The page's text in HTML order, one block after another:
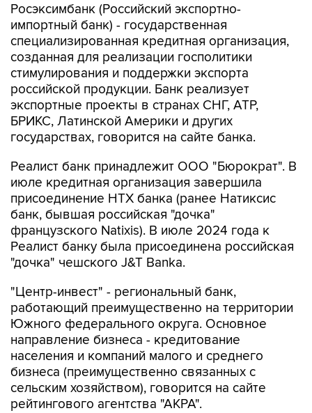
Росэксимбанк (Российский экспортно-
импортный банк) - государственная
специализированная кредитная организация,
созданная для реализации госполитики
стимулирования и поддержки экспорта
российской продукции. Банк реализует
экспортные проекты в странах СНГ, АТР,
БРИКС, Латинской Америки и других
государствах, говорится на сайте банка.
Реалист банк принадлежит ООО "Бюрократ". В
июле кредитная организация завершила
присоединение НТХ банка (ранее Натиксис
банк, бывшая российская "дочка"
французского Natixis). В июле 2024 года к
Реалист банку была присоединена российская
"дочка" чешского J&T Banka.
"Центр-инвест" - региональный банк,
работающий преимущественно на территории
Южного федерального округа. Основное
направление бизнеса - кредитование
населения и компаний малого и среднего
бизнеса (преимущественно связанных с
сельским хозяйством), говорится на сайте
рейтингового агентства "АКРА".